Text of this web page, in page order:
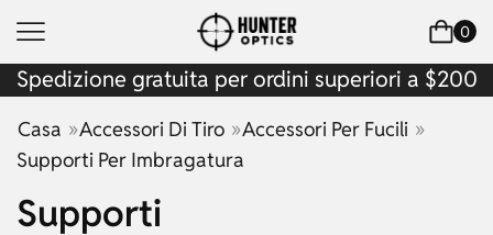
0
Spedizione gratuita per ordini superiori a $200
Casa »Accessori Di Tiro »Accessori Per Fucili »
Supporti Per Imbragatura
Supporti